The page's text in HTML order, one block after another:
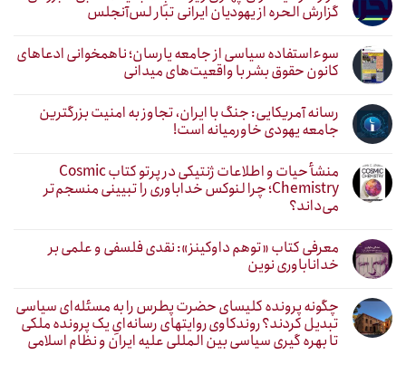
گزارش الحره از یهودیان ایرانی تبار لس‌آنجلس
سوءاستفاده سیاسی از جامعه یارسان؛ ناهمخوانی ادعاهای
کانون حقوق بشر با واقعیت‌های میدانی
رسانه آمریکایی: جنگ با ایران، تجاوز به امنیت بزرگترین
جامعه یهودی خاورمیانه است!
منشأ حیات و اطلاعات ژنتیکی در پرتو کتاب Cosmic
Chemistry؛ چرا لنوکس خداباوری را تبیینی منسجم‌تر
می‌داند؟
معرفی کتاب «توهم داوکینز»: نقدی فلسفی و علمی بر
خداناباوری نوین
چگونه پرونده کلیسای حضرت پطرس را به مسئله‌ای سیاسی
تبدیل کردند؟ روندکاوی روایتهای رسانه‌ایِ یک پرونده ملکی
تا بهره گیری سیاسی بین المللی علیه ایران و نظام اسلامی